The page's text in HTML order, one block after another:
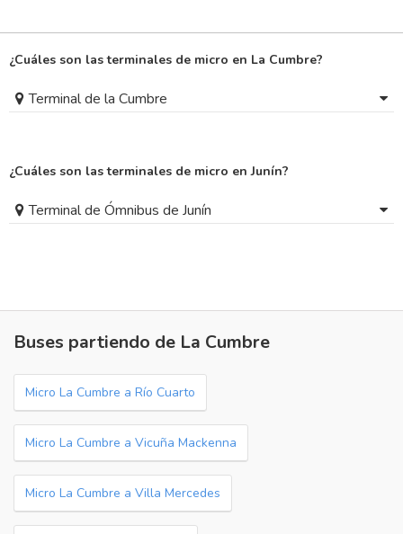
¿Cuáles son las terminales de micro en La Cumbre?
Terminal de la Cumbre
¿Cuáles son las terminales de micro en Junín?
Terminal de Ómnibus de Junín
Buses partiendo de La Cumbre
Micro La Cumbre a Río Cuarto
Micro La Cumbre a Vicuña Mackenna
Micro La Cumbre a Villa Mercedes